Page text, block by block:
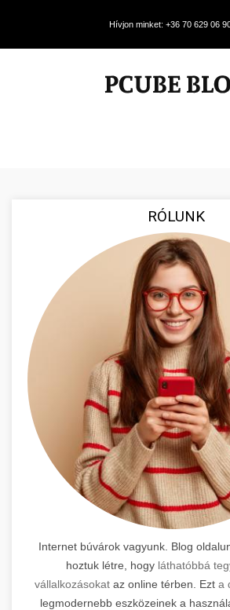
Hívjon minket: +36 70 629 06
RÓLUNK
Internet búvárok vagyunk. Blog
hoztuk létre, hogy láthatóbbá
vállalkozásokat az online térben. Ezt a
legmodernebb eszközeinek a